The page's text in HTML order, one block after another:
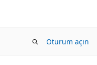
Oturum açın